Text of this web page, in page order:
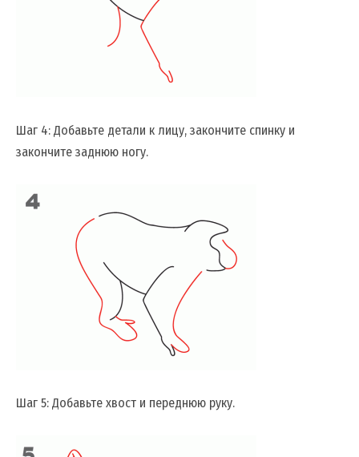
Шаг 4: Добавьте детали к лицу, закончите спинку и
закончите заднюю ногу.
Шаг 5: Добавьте хвост и переднюю руку.